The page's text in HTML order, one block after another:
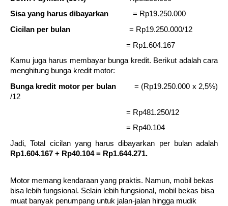
Sisa yang harus dibayarkan
= Rp19.250.000
Cicilan per bulan
= Rp19.250.000/12
= Rp1.604.167
Kamu juga harus membayar bunga kredit. Berikut adalah cara
menghitung bunga kredit motor:
Bunga kredit motor per bulan
= (Rp19.250.000 x 2,5%)
/12
= Rp481.250/12
= Rp40.104
Jadi, Total cicilan yang harus dibayarkan per bulan adalah
Rp1.604.167 + Rp40.104 = Rp1.644.271.
Motor memang kendaraan yang praktis. Namun, mobil bekas
bisa lebih fungsional. Selain lebih fungsional, mobil bekas bisa
muat banyak penumpang untuk jalan-jalan hingga mudik